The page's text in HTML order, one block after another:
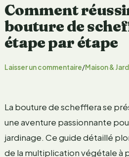
Comment
bouture de
étape par étape
Laisser un commentaire/Maison &
La bouture de schefflera se
une aventure passionnante
jardinage. Ce guide détaillé
de la multiplication végétale à